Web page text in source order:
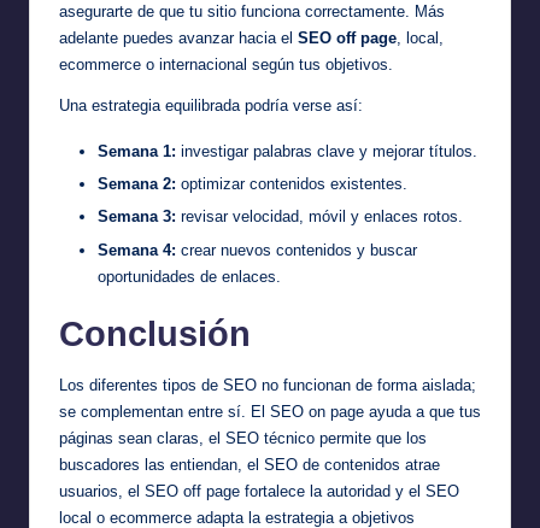
asegurarte de que tu sitio funciona correctamente. Más
adelante puedes avanzar hacia el SEO off page, local,
ecommerce o internacional según tus objetivos.
Una estrategia equilibrada podría verse así:
Semana 1: investigar palabras clave y mejorar títulos.
Semana 2: optimizar contenidos existentes.
Semana 3: revisar velocidad, móvil y enlaces rotos.
Semana 4: crear nuevos contenidos y buscar
oportunidades de enlaces.
Conclusión
Los diferentes tipos de SEO no funcionan de forma aislada;
se complementan entre sí. El SEO on page ayuda a que tus
páginas sean claras, el SEO técnico permite que los
buscadores las entiendan, el SEO de contenidos atrae
usuarios, el SEO off page fortalece la autoridad y el SEO
local o ecommerce adapta la estrategia a objetivos